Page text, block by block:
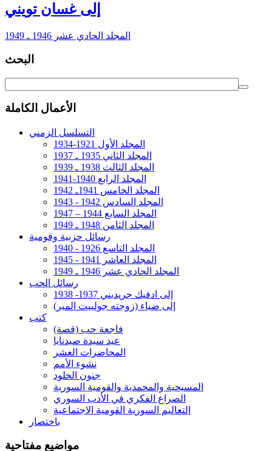
إلى غسان تويني
المجلد الحادي عشر 1946 ـ 1949
البحث
الأعمال الكاملة
التسلسل الزمني
المجلد الأول 1921-1934
المجلد الثاني 1935 ـ 1937
المجلد الثالث 1938 ـ 1939
المجلد الرابع 1940-1941
المجلد الخامس 1941ـ 1942
المجلد السادس 1942 - 1943
المجلد السابع 1944 – 1947
المجلد الثامن 1948 ـ 1949
رسائل حزبية وقومية
المجلد التاسع 1926 - 1940
المجلد العاشر 1941 - 1945
المجلد الحادي عشر 1946 ـ 1949
رسائل الحب
إلى ادفيك جريديني 1937- 1938
إلى ضياء (زوجته جولييت المير)
كتب
فاجعة حب (قصة)
عيد سيدة صيدنايا
المحاضرات العشر
نشوء الأمم
جنون الخلود
المسيحية والمحمدية والقومية السورية
الصراع الفكري في الأدب السوري
التعاليم السورية القومية الاجتماعية
باختصار
مواضيع مفتاحية